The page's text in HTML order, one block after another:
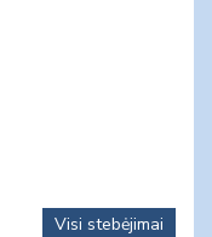
Visi stebėjimai